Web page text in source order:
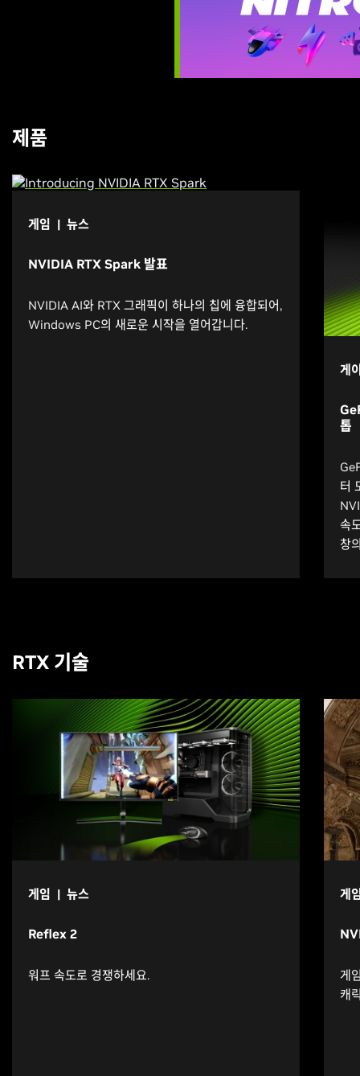
제품
게임 | 뉴스
NVIDIA RTX Spark 발표
NVIDIA AI와 RTX 그래픽이 하나의 칩에 융합되어,
Windows PC의 새로운 시작을 열어갑니다.
게
톱
터
속
창
RTX 기술
게임 | 뉴스
Reflex 2
워프 속도로 경쟁하세요.
게
게
캐